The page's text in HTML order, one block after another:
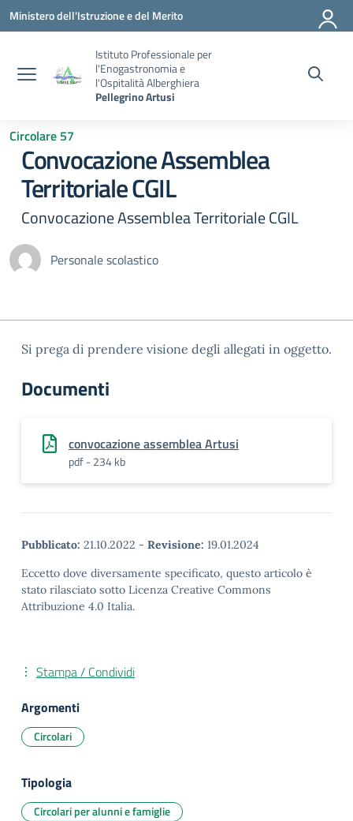
Vai ai contenuti
Vai al menu di navigazione
Vai al footer
Ministero dell'Istruzione e del Merito
Istituto Professionale per
l'Enogastronomia e
l'Ospitalità Alberghiera
Pellegrino Artusi
Circolare 57
Convocazione Assemblea
Territoriale CGIL
Convocazione Assemblea Territoriale CGIL
Personale scolastico
Si prega di prendere visione degli allegati in oggetto.
Documenti
convocazione assemblea Artusi
pdf - 234 kb
Pubblicato: 21.10.2022 - Revisione: 19.01.2024
Eccetto dove diversamente specificato, questo articolo è
stato rilasciato sotto Licenza Creative Commons
Attribuzione 4.0 Italia.
Stampa / Condividi
Argomenti
Circolari
Tipologia
Circolari per alunni e famiglie